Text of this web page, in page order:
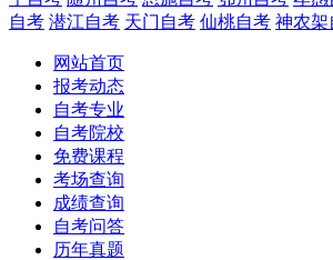
自考 潜江自考 天门自考 仙桃自考 神农架
网站首页
报考动态
自考专业
自考院校
免费课程
考场查询
成绩查询
自考问答
历年真题